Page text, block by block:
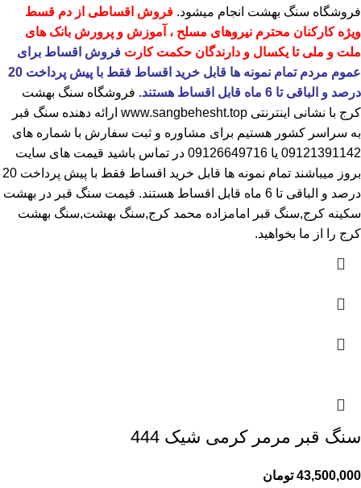
فروشگاه سنگ بهشت انجام میشود. فروش اقساطی از دم قسط
ویژه کارکنان محترم نیروهای مسلح ، آموزش و پرورش بانک های
ملت و ملی تا یکسال و دارندگان حکمت کارت فروش اقساط برای
عموم مردم تمام نمونه ها قابل خرید اقساط فقط با پیش پرداخت 20
درصد و الباقی تا 6 ماه قابل اقساط هستند.
فروشگاه سنگ بهشت
کرج با نشانی اینترنتی www.sangbehesht.top ارائه دهنده سنگ قبر
به سراسر کشور هستیم برای مشاوره و ثبت سفارش با شماره های
09121391142 یا 09126649716 در تماس باشید قیمت های سایت
بروز میباشند تمام نمونه ها قابل خرید اقساط فقط با پیش پرداخت 20
درصد و الباقی تا 6 ماه قابل اقساط هستند.
قیمت سنگ قبر در بهشت
سکینه کرج,سنگ قبر امامزاده محمد کرج,سنگ بهشت,سنگ بهشت
کرج را از ما بخواهید.
سنگ قبر مرمر کرمی شیک 444
43,500,000 تومان